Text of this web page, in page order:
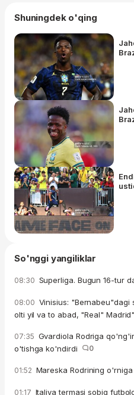
Shuningdek o'qing
So'nggi yangiliklar
08:30 Superliga. Bugun 16-tur
08:00 Vinisius: "Bernabeu"dagi
olti yil va to abad, "Real"
07:35 Gvardiola Rodriga
o'tishga ko'ndirdi
0
01:52 Mareska Rodrining
01:17 Italiya termasi sobiq